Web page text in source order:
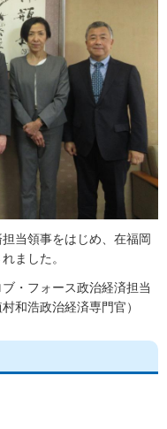
当領事をはじめ、在福岡
ました。
・フォース政治経済担当
和浩政治経済専門官）